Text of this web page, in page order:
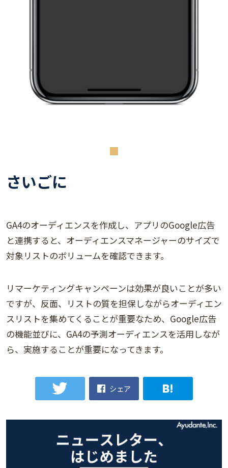
さいごに
GA4のオーディエンスを作成し、アプリのGoogle広告
と連携すると、オーディエンスマネージャーのサイズで
対象リストのボリュームを確認できます。
リマーケティングキャンペーンは効果が良いことが多い
ですが、反面、リストの質を担保しながらオーディエン
スリストを集めてくることが重要なため、Google広告
の機能並びに、GA4の予測オーディエンスを活用しなが
ら、実施することが重要になってきます。
シェア